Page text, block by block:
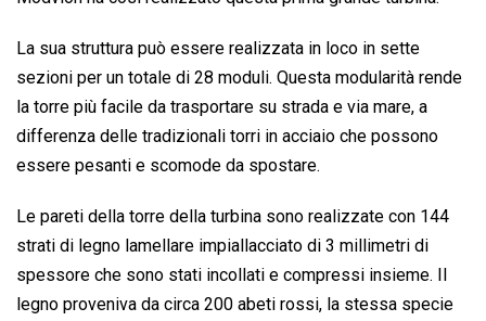
La sua struttura può essere realizzata in loco in sette
sezioni per un totale di 28 moduli. Questa modularità rende
la torre più facile da trasportare su strada e via mare, a
differenza delle tradizionali torri in acciaio che possono
essere pesanti e scomode da spostare.
Le pareti della torre della turbina sono realizzate con 144
strati di legno lamellare impiallacciato di 3 millimetri di
spessore che sono stati incollati e compressi insieme. Il
legno proveniva da circa 200 abeti rossi, la stessa specie